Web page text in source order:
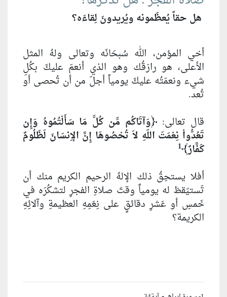
هل حقاً يُعظّمونه ويُريدونَ لِقاءَه؟
أخي المؤمن، الله سُبحَانَه وتعالى ولهُ المثل
الأعلى، هو رازقُك وهو الذي أنعمَ عليكَ بكُلِ
شيء ونعمَتُه عليكَ يومياً أجلّ من أن تُحصى أو
تُعد.
قال تعالى: ﴿وَآتَاكُم مِّن كُلِّ مَا سَأَلْتُمُوهُ وَإِن
تَعُدُّواْ نِعْمَتَ اللّهِ لاَ تُحْصُوهَا إِنَّ الإِنسَانَ لَظَلُومٌ
كَفَّارٌ﴾1
أفلا يستحِقُ ذلك الإلهُ الرحيم الكريم منك أن
تَستيّقظ له يومياً وقتَ صلاةِ الفجرِ لتشكُرَه في
خَمسِ أو عَشرِ دقائقٍ على نِعَمِهِ العظيمةِ وآلائِهِ
الكريمة؟